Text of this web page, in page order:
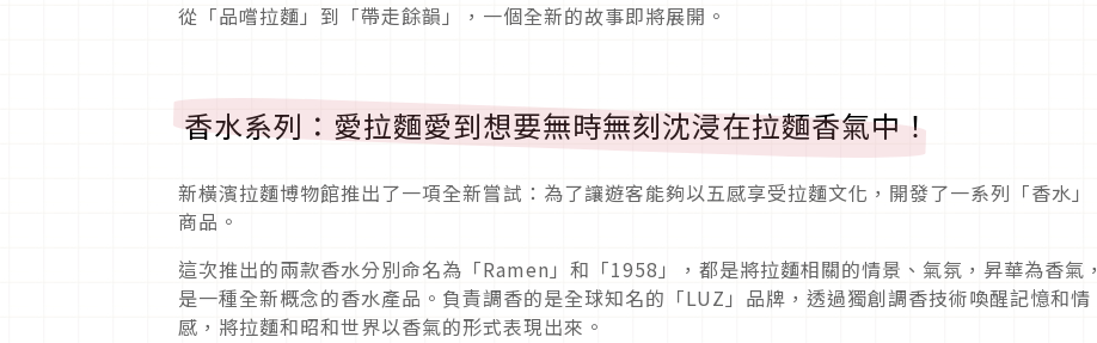
從「品嚐拉麵」到「帶走餘韻」，一個全新的故事即將展開。
香水系列：愛拉麵愛到想要無時無刻沈浸在拉麵香氣中！
新橫濱拉麵博物館推出了一項全新嘗試：為了讓遊客能夠以五感享受拉麵文化，開發了一系列「香水」
商品。
這次推出的兩款香水分別命名為「Ramen」和「1958」，都是將拉麵相關的情景、氣氛，昇華為香氣，
是一種全新概念的香水產品。負責調香的是全球知名的「LUZ」品牌，透過獨創調香技術喚醒記憶和情
感，將拉麵和昭和世界以香氣的形式表現出來。